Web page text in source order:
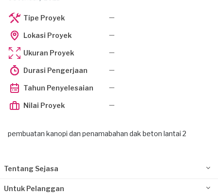
Tipe Proyek —
Lokasi Proyek —
Ukuran Proyek —
Durasi Pengerjaan —
Tahun Penyelesaian —
Nilai Proyek —
pembuatan kanopi dan penamabahan dak beton lantai 2
Tentang Sejasa
Untuk Pelanggan